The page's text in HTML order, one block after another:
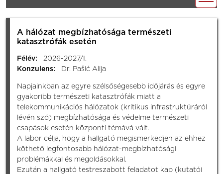
A hálózat megbízhatósága természeti
katasztrófák esetén
Félév:
2026-2027/I.
Konzulens:
Dr. Pašić Alija
Napjainkban az egyre szélsőségesebb időjárás és egyre
gyakoribb természeti katasztrófák miatt a
telekommunikációs hálózatok (kritikus infrastruktúráról
lévén szó) megbízhatósága és védelme természeti
csapások esetén központi témává vált.
A labor célja, hogy a hallgató megismerkedjen az ehhez
köthető legfontosabb hálózat-megbízhatósági
problémákkal és megoldásokkal.
Ezután a hallgató testreszabott feladatot kap (kutatói